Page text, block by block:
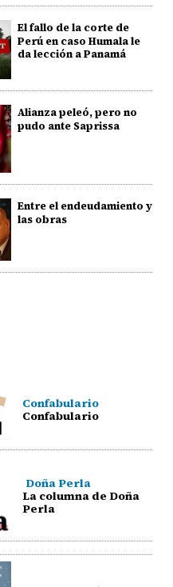
El fallo de la corte de
Perú en caso Humala le
da lección a Panamá
Alianza peleó, pero no
pudo ante Saprissa
Entre el endeudamiento y
las obras
Confabulario
Confabulario
Doña Perla
La columna de Doña
Perla